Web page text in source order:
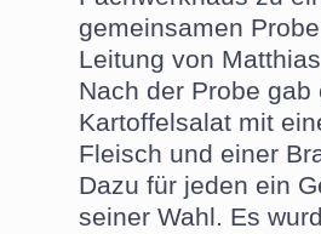
gemeinsamen
Leitung von
Nach der Probe gab
Kartoffelsalat mit
Fleisch und einer
Dazu für jeden ein
seiner Wahl. Es